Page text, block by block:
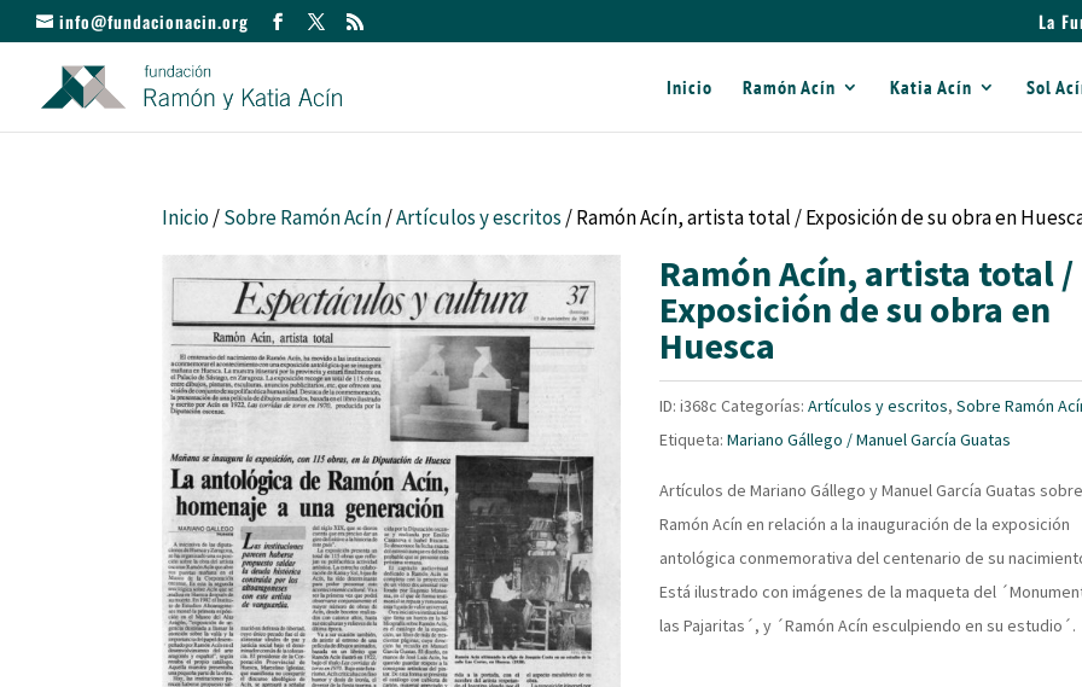
info@fundacionacin.org La
Inicio Ramón Acín Katia Acín Sol
Inicio/Sobre Ramón Acín/Artículos y escritos / Ramón Acín, artista total / Exposición de su obra en
Ramón Acín, artista total /
Exposición de su obra en
Huesca
ID:i368c Categorías:Artículos y escritos,Sobre Ramón
Etiqueta:Mariano Gállego / Manuel García Guatas
Artículos de Mariano Gállego y Manuel García Guatas sobre
Ramón Acín en relación a la inauguración de la exposición
antológica conmemorativa del centenario de su
Está ilustrado con imágenes de la maqueta del
las Pajaritas´, y ´Ramón Acín esculpiendo en su estudio´.